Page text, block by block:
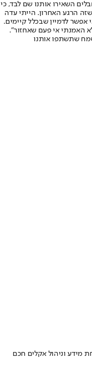
השאירו אותנו שם לבד, כי
הרגע האחרון. הייתי עדה
אפשר לדמיין שבכלל קיימים.
האמנתי אי פעם שאחזור".
שתשתפו אותנו
מידע וניהול אקלים חכם